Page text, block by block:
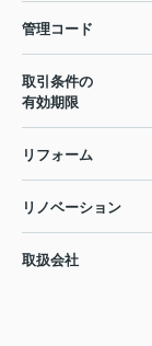
管理コード
取引条件の
有効期限
リフォーム
リノベーション
取扱会社